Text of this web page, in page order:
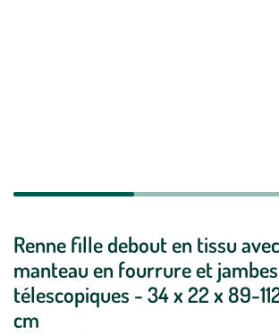
Renne fille debout en tissu avec
manteau en fourrure et jambes
télescopiques - 34 x 22 x 89-
cm